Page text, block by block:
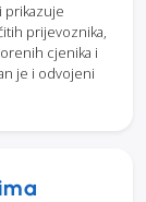
prikazuje
prijevoznika,
cjenika i
je i odvojeni